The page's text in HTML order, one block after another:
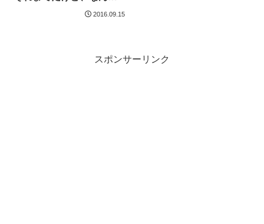
2016.09.15
スポンサーリンク